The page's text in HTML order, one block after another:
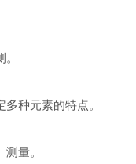
种元素的特点。
量。